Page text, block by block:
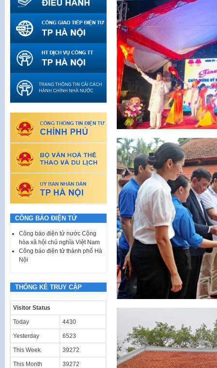
CÔNG BÁO ĐIỆN TỬ
Công báo điện tử nước Cộng
hòa xã hội chủ nghĩa Việt Nam
Công báo điện tử thành phố Hà
Nội
THỐNG KÊ TRUY CẬP
Visitor Status
Today 4430
Yesterday 6523
This Week 39272
This Month 39272